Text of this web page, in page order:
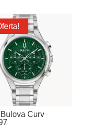
Curv